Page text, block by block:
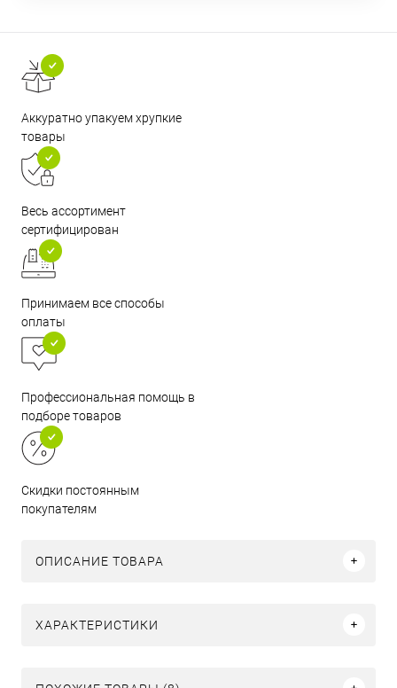
Аккуратно упакуем хрупкие
товары
Весь ассортимент
сертифицирован
Принимаем все способы
оплаты
Профессиональная помощь в
подборе товаров
Скидки постоянным
покупателям
ОПИСАНИЕ ТОВАРА
ХАРАКТЕРИСТИКИ